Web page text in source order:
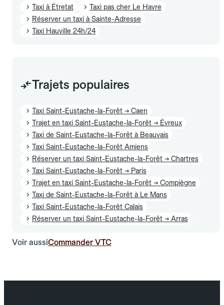
Taxi à Étretat
Taxi pas cher Le Havre
Réserver un taxi à Sainte-Adresse
Taxi Hauville 24h/24
Trajets populaires
Taxi Saint-Eustache-la-Forêt → Caen
Trajet en taxi Saint-Eustache-la-Forêt → Évreux
Taxi de Saint-Eustache-la-Forêt à Beauvais
Taxi Saint-Eustache-la-Forêt Amiens
Réserver un taxi Saint-Eustache-la-Forêt → Chartres
Taxi Saint-Eustache-la-Forêt → Paris
Trajet en taxi Saint-Eustache-la-Forêt → Compiègne
Taxi de Saint-Eustache-la-Forêt à Le Mans
Taxi Saint-Eustache-la-Forêt Calais
Réserver un taxi Saint-Eustache-la-Forêt → Arras
Voir aussiCommander VTC